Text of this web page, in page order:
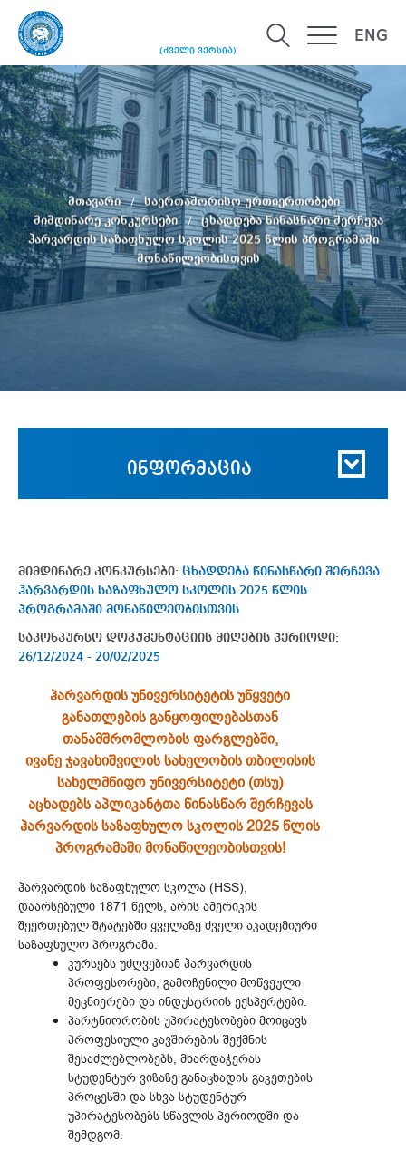
(ძველი ვერსია)
ENG
მთავარი
საერთაშორისო ურთიერთობები
მიმდინარე კონკურსები
ცხადდება წინასწარი შერჩევა
ჰარვარდის საზაფხულო სკოლის 2025 წლის პროგრამაში
მონაწილეობისთვის
ინფორმაცია
მიმდინარე კონკურსები: ცხადდება წინასწარი შერჩევა
ჰარვარდის საზაფხულო სკოლის 2025 წლის
პროგრამაში მონაწილეობისთვის
საკონკურსო დოკუმენტაციის მიღების პერიოდი:
26/12/2024 - 20/02/2025
ჰარვარდის უნივერსიტეტის უწყვეტი
განათლების განყოფილებასთან
თანამშრომლობის ფარგლებში,
ივანე ჯავახიშვილის სახელობის თბილისის
სახელმწიფო უნივერსიტეტი (თსუ)
აცხადებს აპლიკანტთა წინასწარ შერჩევას
ჰარვარდის საზაფხულო სკოლის 2025 წლის
პროგრამაში მონაწილეობისთვის!
ჰარვარდის საზაფხულო სკოლა (HSS),
დაარსებული 1871 წელს, არის ამერიკის
შეერთებულ შტატებში ყველაზე ძველი აკადემიური
საზაფხულო პროგრამა.
კურსებს უძღვებიან ჰარვარდის
პროფესორები, გამოჩენილი მოწვეული
მეცნიერები და ინდუსტრიის ექსპერტები.
პარტნიორობის უპირატესობები მოიცავს
პროფესიული კავშირების შექმნის
შესაძლებლობებს, მხარდაჭერას
სტუდენტურ ვიზაზე განაცხადის გაკეთების
პროცესში და სხვა სტუდენტურ
უპირატესობებს სწავლის პერიოდში და
შემდგომ.